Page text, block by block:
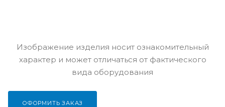
Изображение изделия носит ознакомительный
характер и может отличаться от фактического
вида оборудования
ОФОРМИТЬ ЗАКАЗ